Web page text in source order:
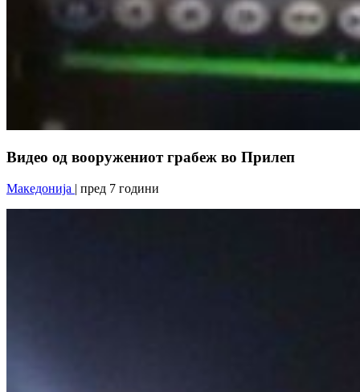
Видео од вооружениот грабеж во Прилеп
Македонија | пред 7 години